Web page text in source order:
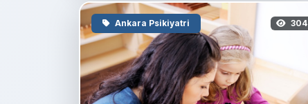
Ankara Psikiyatri 304